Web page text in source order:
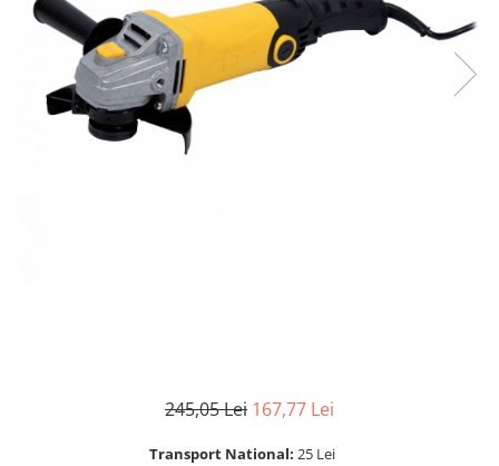
Acumulatori si incarcatoare
245,05 Lei 167,77 Lei
Transport National: 25 Lei